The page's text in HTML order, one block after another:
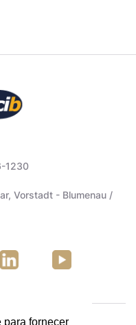
1230
Vorstadt - Blumenau /
para fornecer